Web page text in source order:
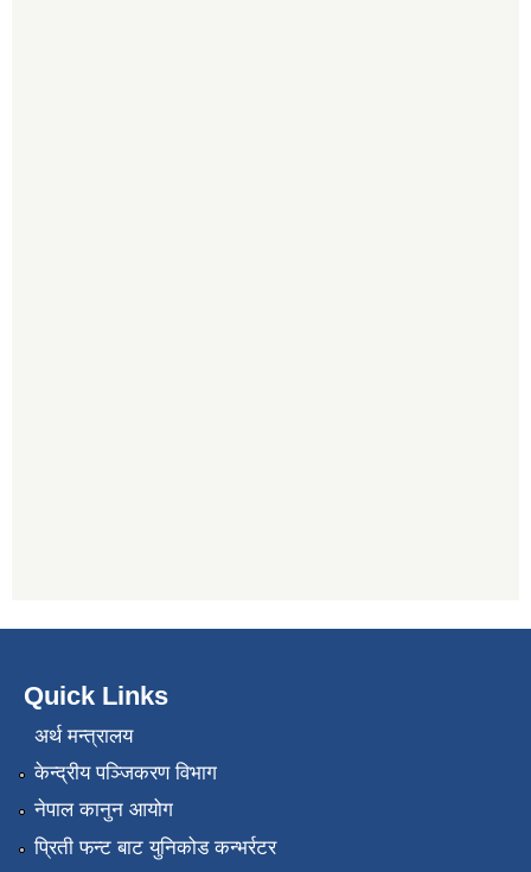
Quick Links
अर्थ मन्त्रालय
केन्द्रीय पञ्जिकरण विभाग
नेपाल कानुन आयोग
प्रिती फन्ट बाट युनिकोड कन्भर्रटर